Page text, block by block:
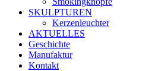
SKULPTUREN
Kerzenleuchter
AKTUELLES
Geschichte
Manufaktur
Kontakt